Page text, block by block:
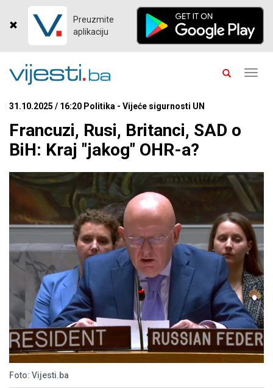
Preuzmite
aplikaciju
31.10.2025 / 16:20 Politika - Vijeće sigurnosti UN
Francuzi, Rusi, Britanci, SAD o
BiH: Kraj "jakog" OHR-a?
Foto: Vijesti.ba